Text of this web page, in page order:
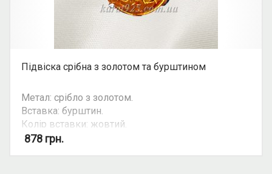
Підвіска срібна з золотом та бурштином
Метал: срібло з золотом.
Вставка: бурштин.
Колір вставки: жовтий.
Вид: круглий камінь.
878 грн.